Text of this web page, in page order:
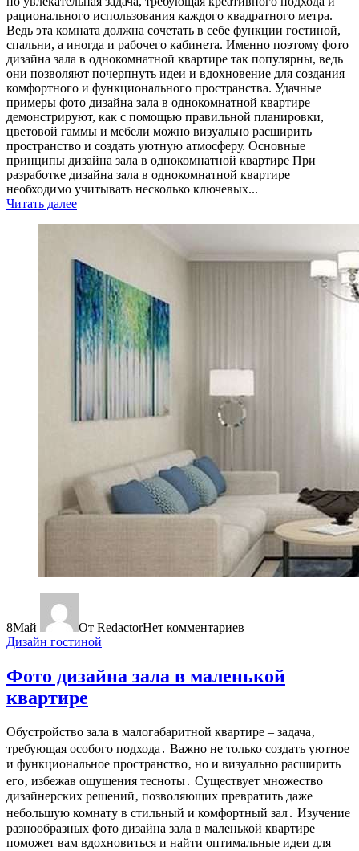
рационального использования каждого квадратного метра.
Ведь эта комната должна сочетать в себе функции гостиной,
спальни, а иногда и рабочего кабинета. Именно поэтому фото
дизайна зала в однокомнатной квартире так популярны, ведь
они позволяют почерпнуть идеи и вдохновение для создания
комфортного и функционального пространства. Удачные
примеры фото дизайна зала в однокомнатной квартире
демонстрируют, как с помощью правильной планировки,
цветовой гаммы и мебели можно визуально расширить
пространство и создать уютную атмосферу. Основные
принципы дизайна зала в однокомнатной квартире При
разработке дизайна зала в однокомнатной квартире
необходимо учитывать несколько ключевых...
Читать далее
8Май От RedactorНет комментариев
Дизайн гостиной
Фото дизайна зала в маленькой
квартире
Обустройство зала в малогабаритной квартире – задача‚
требующая особого подхода․ Важно не только создать уютное
и функциональное пространство‚ но и визуально расширить
его‚ избежав ощущения тесноты․ Существует множество
дизайнерских решений‚ позволяющих превратить даже
небольшую комнату в стильный и комфортный зал․ Изучение
разнообразных фото дизайна зала в маленькой квартире
поможет вам вдохновиться и найти оптимальные идеи для